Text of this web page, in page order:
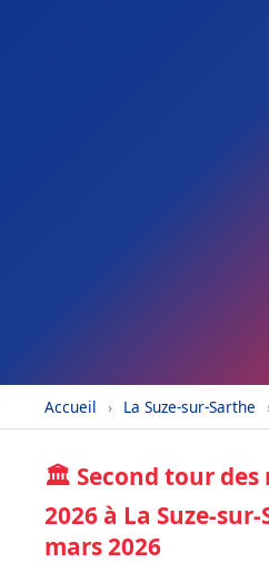
Accueil › La Suze-sur-Sarthe
🏛️ Second tour des
2026 à La Suze-
mars 2026